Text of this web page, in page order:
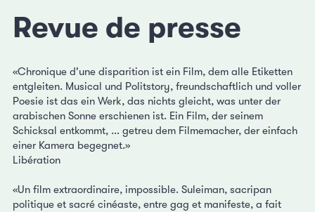
Revue de presse
«Chronique d'une disparition ist ein Film, dem alle Etiketten
entgleiten. Musical und Politstory, freundschaftlich und voller
Poesie ist das ein Werk, das nichts gleicht, was unter der
arabischen Sonne erschienen ist. Ein Film, der seinem
Schicksal entkommt, ... getreu dem Filmemacher, der einfach
einer Kamera begegnet.»
Libération
«Un film extraordinaire, impossible. Suleiman, sacripan
politique et sacré cinéaste, entre gag et manifeste, a fait